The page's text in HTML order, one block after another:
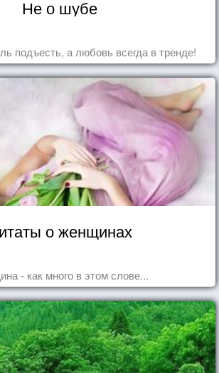
Не о шубе
подъесть, а любовь всегда в тренде!
о женщинах
- как много в этом слове...